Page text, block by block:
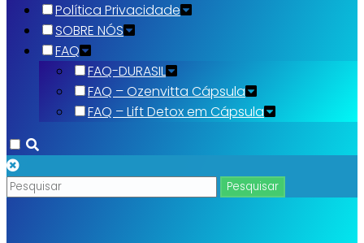
Política Privacidade
SOBRE NÓS
FAQ
FAQ-DURASIL
FAQ – Ozenvitta Cápsula
FAQ – Lift Detox em Cápsula